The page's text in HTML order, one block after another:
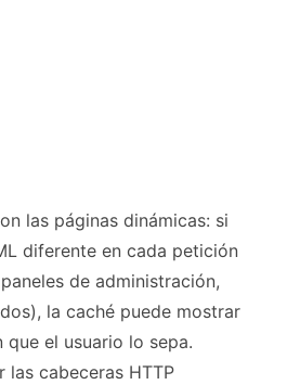
las páginas dinámicas: si
diferente en cada petición
de administración,
la caché puede mostrar
que el usuario lo sepa.
las cabeceras HTTP